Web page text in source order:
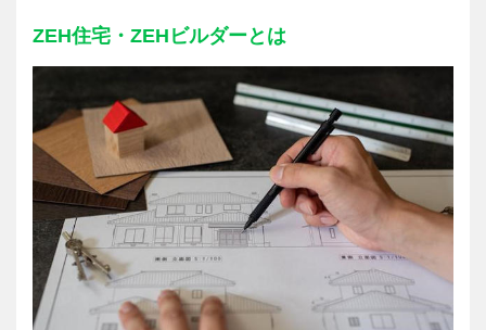
ZEH住宅・ZEHビルダーとは